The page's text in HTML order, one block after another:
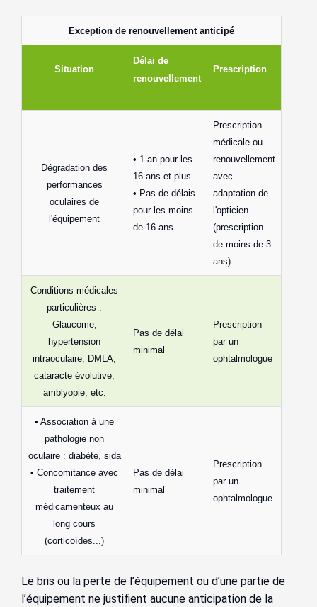
Exception de renouvellement anticipé
Situation
Délai de
renouvellement
Prescription
Dégradation des
performances
oculaires de
l'équipement
• 1 an pour les
16 ans et plus
• Pas de délais
pour les moins
de 16 ans
Prescription
médicale ou
renouvellement
avec
adaptation de
l'opticien
(prescription
de moins de 3
ans)
Conditions médicales
particulières :
Glaucome,
hypertension
intraoculaire, DMLA,
cataracte évolutive,
amblyopie, etc.
Pas de délai
minimal
Prescription
par un
ophtalmologue
• Association à une
pathologie non
oculaire : diabète, sida
• Concomitance avec
traitement
médicamenteux au
long cours
(corticoïdes...)
Pas de délai
minimal
Prescription
par un
ophtalmologue
Le bris ou la perte de l’équipement ou d’une partie de
l’équipement ne justifient aucune anticipation de la